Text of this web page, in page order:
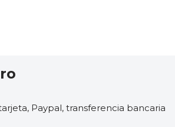
Paypal, transferencia bancaria